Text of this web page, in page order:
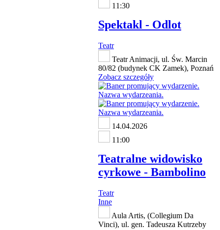
11:30
Spektakl - Odlot
Teatr
Teatr Animacji, ul. Św. Marcin
80/82 (budynek CK Zamek), Poznań
Zobacz szczegóły
14.04.2026
11:00
Teatralne widowisko
cyrkowe - Bambolino
Teatr
Inne
Aula Artis, (Collegium Da
Vinci), ul. gen. Tadeusza Kutrzeby